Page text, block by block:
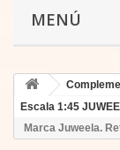
MENÚ
Escala 1:45
Marca Juweela.